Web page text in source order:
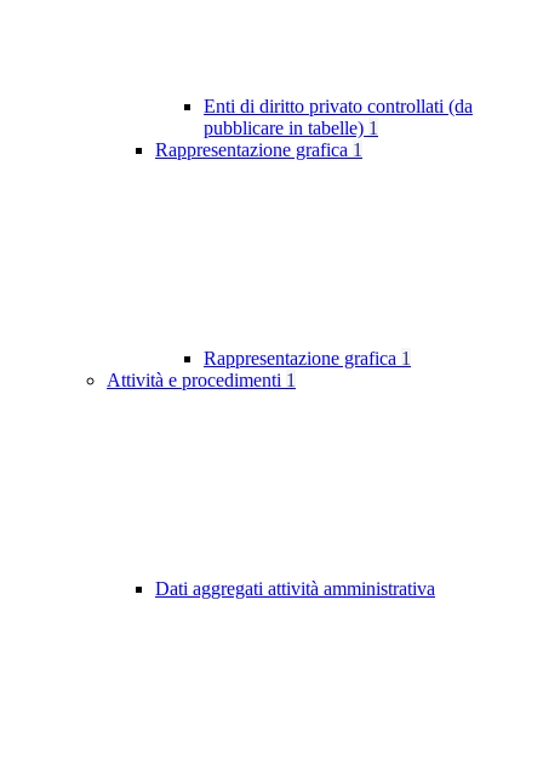
Enti di diritto privato controllati (da
pubblicare in tabelle) 1
Rappresentazione grafica 1
Rappresentazione grafica 1
Attività e procedimenti 1
Dati aggregati attività amministrativa